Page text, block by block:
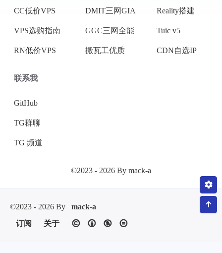
CC低价VPS
VPS选购指南
RN低价VPS
DMIT三网GIA
GGC三网全能
搬瓦工优质
Reality搭建
Tuic v5
CDN自选IP
联系我
GitHub
TG群聊
TG 频道
©2023 - 2026 By mack-a
©2023 - 2026 By
mack-a
订阅
关于